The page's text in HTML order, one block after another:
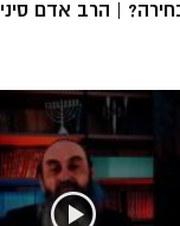
| הרב אדם סיני